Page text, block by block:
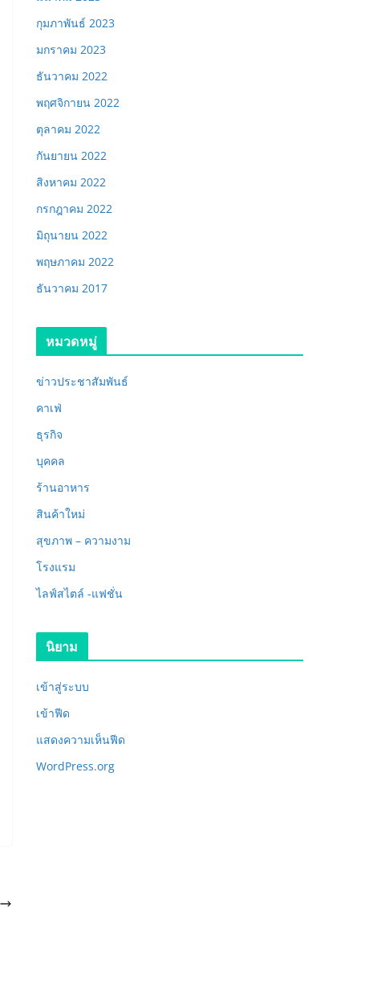
กุมภาพันธ์ 2023
มกราคม 2023
ธันวาคม 2022
พฤศจิกายน 2022
ตุลาคม 2022
กันยายน 2022
สิงหาคม 2022
กรกฎาคม 2022
มิถุนายน 2022
พฤษภาคม 2022
ธันวาคม 2017
หมวดหมู่
ข่าวประชาสัมพันธ์
คาเฟ่
ธุรกิจ
บุคคล
ร้านอาหาร
สินค้าใหม่
สุขภาพ – ความงาม
โรงแรม
ไลฟ์สไตล์ -แฟชั่น
นิยาม
เข้าสู่ระบบ
เข้าฟีด
แสดงความเห็นฟีด
WordPress.org